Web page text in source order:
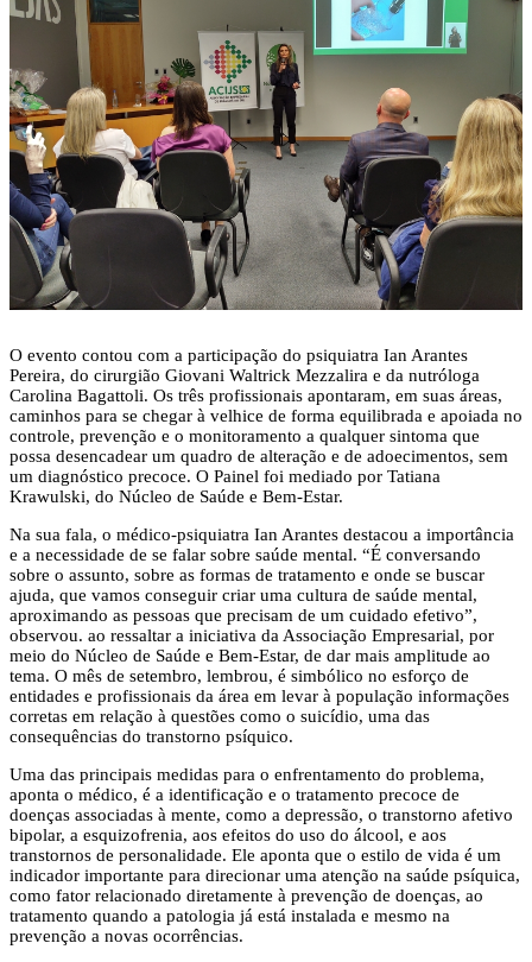
O evento contou com a participação do psiquiatra Ian Arantes
Pereira, do cirurgião Giovani Waltrick Mezzalira e da nutróloga
Carolina Bagattoli. Os três profissionais apontaram, em suas áreas,
caminhos para se chegar à velhice de forma equilibrada e apoiada no
controle, prevenção e o monitoramento a qualquer sintoma que
possa desencadear um quadro de alteração e de adoecimentos, sem
um diagnóstico precoce. O Painel foi mediado por Tatiana
Krawulski, do Núcleo de Saúde e Bem-Estar.
Na sua fala, o médico-psiquiatra Ian Arantes destacou a importância
e a necessidade de se falar sobre saúde mental. “É conversando
sobre o assunto, sobre as formas de tratamento e onde se buscar
ajuda, que vamos conseguir criar uma cultura de saúde mental,
aproximando as pessoas que precisam de um cuidado efetivo”,
observou. ao ressaltar a iniciativa da Associação Empresarial, por
meio do Núcleo de Saúde e Bem-Estar, de dar mais amplitude ao
tema. O mês de setembro, lembrou, é simbólico no esforço de
entidades e profissionais da área em levar à população informações
corretas em relação à questões como o suicídio, uma das
consequências do transtorno psíquico.
Uma das principais medidas para o enfrentamento do problema,
aponta o médico, é a identificação e o tratamento precoce de
doenças associadas à mente, como a depressão, o transtorno afetivo
bipolar, a esquizofrenia, aos efeitos do uso do álcool, e aos
transtornos de personalidade. Ele aponta que o estilo de vida é um
indicador importante para direcionar uma atenção na saúde psíquica,
como fator relacionado diretamente à prevenção de doenças, ao
tratamento quando a patologia já está instalada e mesmo na
prevenção a novas ocorrências.